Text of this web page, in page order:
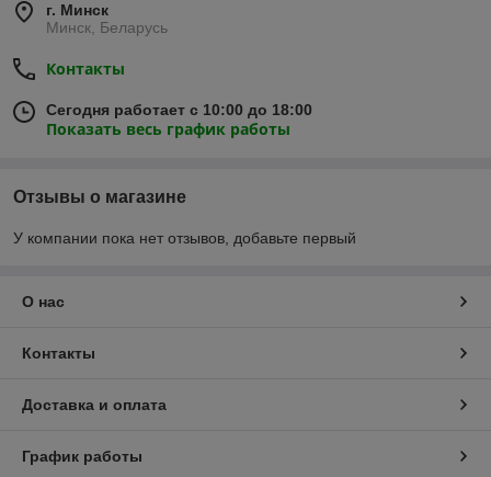
г. Минск
Минск, Беларусь
Контакты
Сегодня работает с 10:00 до 18:00
Показать весь график работы
Отзывы о магазине
У компании пока нет отзывов, добавьте первый
О нас
Контакты
Доставка и оплата
График работы